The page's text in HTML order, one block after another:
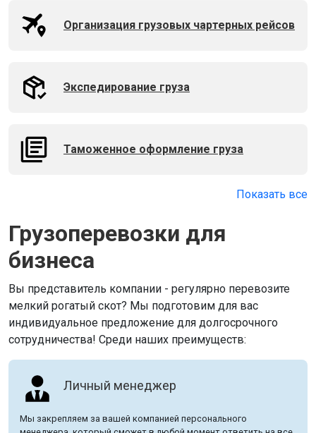
Организация грузовых чартерных рейсов
Экспедирование груза
Таможенное оформление груза
Показать все
Грузоперевозки для
бизнеса
Вы представитель компании - регулярно перевозите
мелкий рогатый скот? Мы подготовим для вас
индивидуальное предложение для долгосрочного
сотрудничества! Среди наших преимуществ:
Личный менеджер
Мы закрепляем за вашей компанией персонального